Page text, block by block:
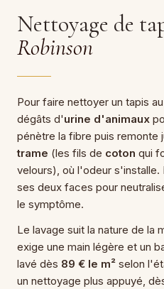
Nettoyage de
Robinson
Pour faire nettoyer un tapis
dégâts d'urine d'animaux
pénètre la fibre puis remonte
trame (les fils de coton qui
velours), où l'odeur s'installe.
ses deux faces pour
le symptôme.
Le lavage suit la nature de la
exige une main légère et un
lavé dès 89 € le m² selon
un nettoyage plus appuyé,